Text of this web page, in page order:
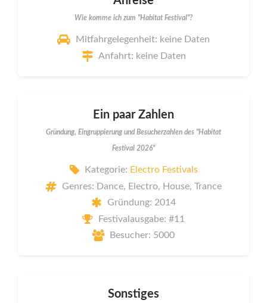
Wie komme ich zum "Habitat Festival"?
Mitfahrgelegenheit: keine Daten
Anfahrt: keine Daten
Ein paar Zahlen
Gründung, Eingruppierung und Besucherzahlen des "Habitat
Festival 2026"
Kategorie: Electro Festivals
Genres: Dance, Electro, House, Trance
Gründung: 2014
Festivalausgabe: #11
Besucher: 5000
Sonstiges